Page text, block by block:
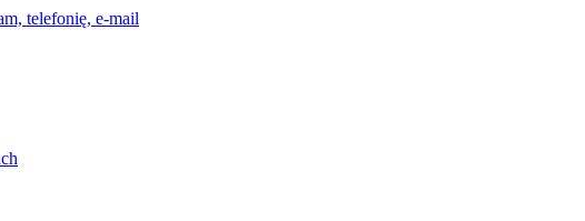
telefonię, e-mail